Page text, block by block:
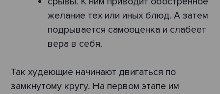
желание тех или иных блюд. А затем
подрывается самооценка и слабеет
вера в себя.
Так худеющие начинают двигаться по
замкнутому кругу. На первом этапе им